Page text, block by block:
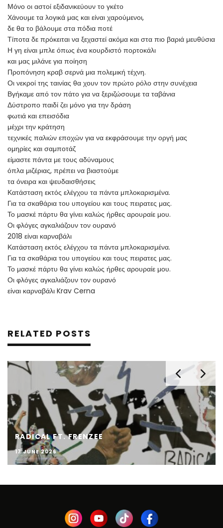
Μόνο οι αστοί εξιδανικεύουν το γκέτο
Χάνουμε τα λογικά μας και είναι χαρούμενοι,
δε θα το βάλουμε στα πόδια ποτέ
Τίποτα δε πρόκειται να ξεχαστεί ακόμα και στα πιο βαριά μευθύσια
Η γη είναι μπλε όπως ένα κουρδιστό πορτοκάλι
και μας μιλάνε για ποίηση
Προπόνηση κραβ σερνά μια πολεμική τέχνη.
Οι νεκροί της ταινίας θα χουν τον πρώτο ρόλο στην συνέχεια
Βγήκαμε από τον πάτο για να ξεριζώσουμε τα ταβάνια
Δύστροπο παιδί ζει μόνο για την δράση
φωτιά και επεισόδια
μέχρι την κράτηση
τεχνικές παλιών εποχών για να εκφράσουμε την οργή μας
ομηρίες και σαμποτάζ
είμαστε πάντα με τους αδύναμους
όπλα μιζέριας, πρέπει να βιαστούμε
τα όνειρα και ψευδαισθήσεις
Κατάσταση εκτός ελέγχου τα πάντα μπλοκαρισμένα.
Για τα σκαθάρια του υπογείου και τους πειρατες μας.
Το μασκέ πάρτυ θα γίνει καλώς ήρθες αρουραίε μου.
Οι φλόγες αγκαλιάζουν τον ουρανό
2018 είναι καρναβάλι
Κατάσταση εκτός ελέγχου τα πάντα μπλοκαρισμένα.
Για τα σκαθάρια του υπογείου και τους πειρατες μας.
Το μασκέ πάρτυ θα γίνει καλώς ήρθες αρουραίε μου.
Οι φλόγες αγκαλιάζουν τον ουρανό
είναι καρναβάλι Krav Cerna
RELATED POSTS
RADICAL FT. FRENZEE
17 JUNE 2026